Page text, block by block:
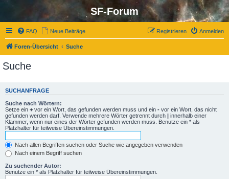
SF-Forum
FAQ Neue Beiträge Anmelden
Registrieren
Foren-Übersicht Suche
Suche
SUCHANFRAGE
Suche nach Wörtern:
Setze ein + vor ein Wort, das gefunden werden muss und ein - vor ein Wort, das nicht
gefunden werden darf. Verwende mehrere Wörter getrennt durch | innerhalb einer
Klammer, wenn nur eines der Wörter gefunden werden muss. Benutze ein * als
Platzhalter für teilweise Übereinstimmungen.
Nach allen Begriffen suchen oder Suche wie angegeben verwenden
Nach einem Begriff suchen
Zu suchender Autor:
Benutze ein * als Platzhalter für teilweise Übereinstimmungen.